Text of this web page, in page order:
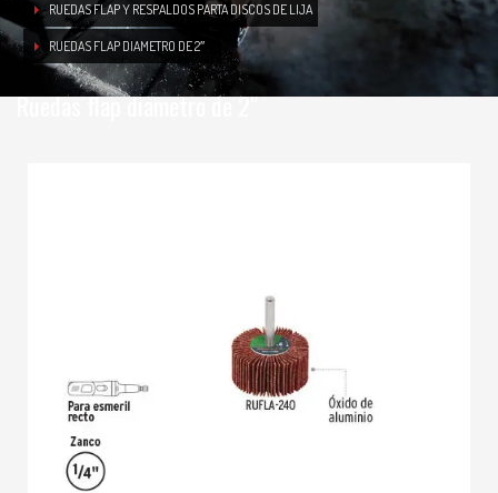
RUEDAS FLAP Y RESPALDOS PARTA DISCOS DE LIJA
RUEDAS FLAP DIAMETRO DE 2″
Ruedas flap diametro de 2″